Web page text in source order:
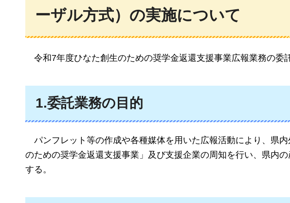
ーザル方式）の実施について
令和7年度ひなた創生のための奨学金返還支援事業広報業務の委
1.委託業務の目的
パンフレット等の作成や各種媒体を用いた広報活動により、県
のための奨学金返還支援事業」及び支援企業の周知を行い、県内
する。